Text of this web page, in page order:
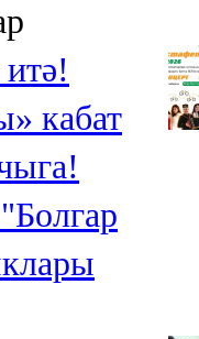
кабат
"Болгар